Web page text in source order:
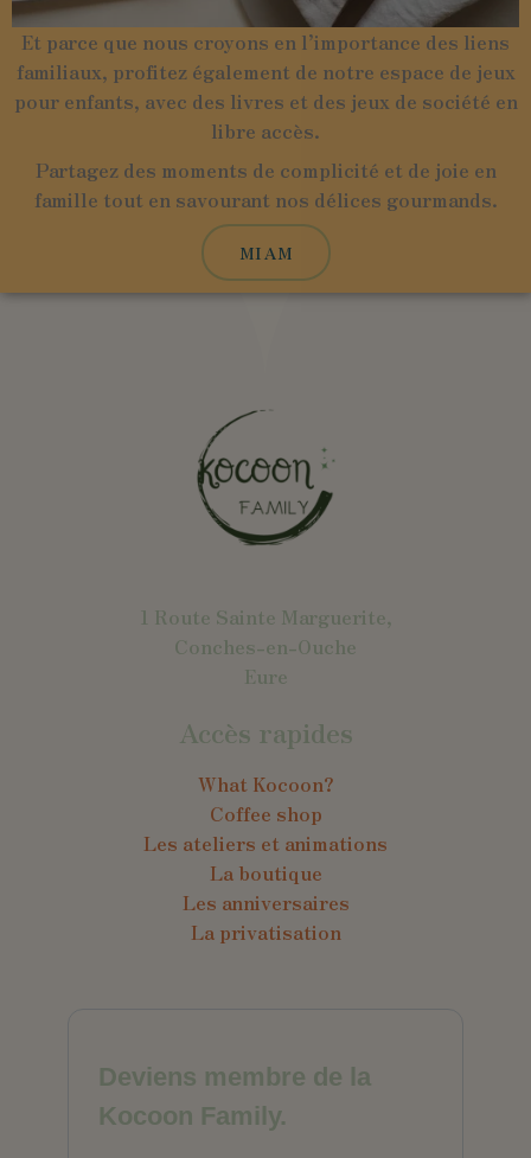
Et parce que nous croyons en l’importance des liens
familiaux, profitez également de notre espace de jeux
pour enfants, avec des livres et des jeux de société en
libre accès.
Partagez des moments de complicité et de joie en
famille tout en savourant nos délices gourmands.
MIAM
1 Route Sainte Marguerite,
Conches-en-Ouche
Eure
Accès rapides
What Kocoon?
Coffee shop
Les ateliers et animations
La boutique
Les anniversaires
La privatisation
Deviens membre de la
Kocoon Family.